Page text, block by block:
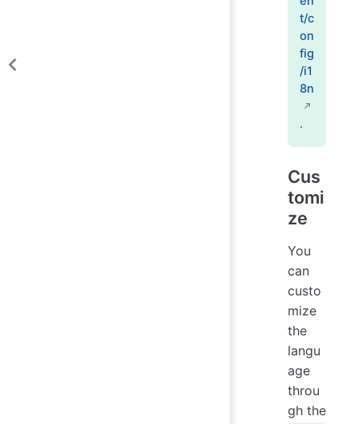
t/c
on
fig
/i1
8n
.
Cus
tomi
ze
You
can
custo
mize
the
langu
age
throu
gh the